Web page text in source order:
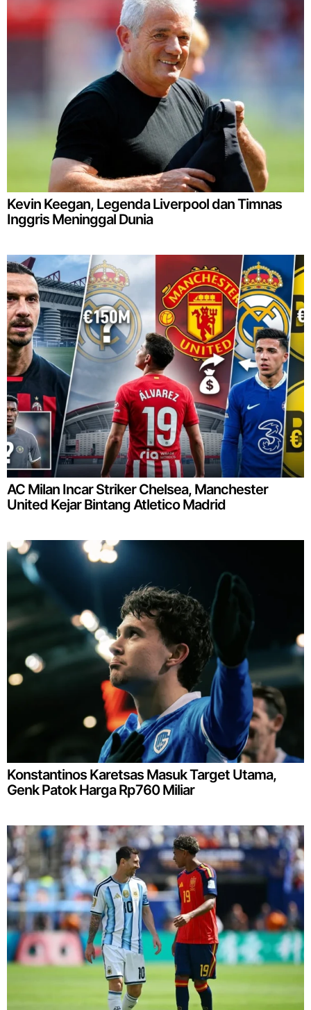
Kevin Keegan, Legenda Liverpool dan Timnas
Inggris Meninggal Dunia
AC Milan Incar Striker Chelsea, Manchester
United Kejar Bintang Atletico Madrid
Konstantinos Karetsas Masuk Target Utama,
Genk Patok Harga Rp760 Miliar